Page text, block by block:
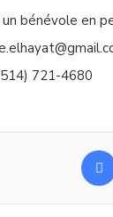
bénévole en
721-4680